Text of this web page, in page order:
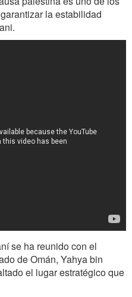
la estabilidad
se ha reunido con el
de Omán, Yahya bin
el lugar estratégico que